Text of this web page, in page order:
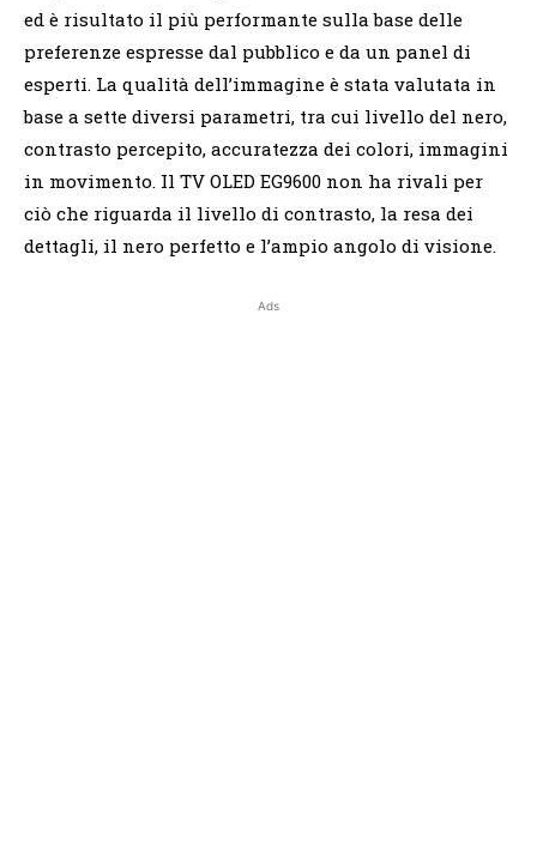
ed è risultato il più performante sulla base delle
preferenze espresse dal pubblico e da un panel di
esperti. La qualità dell’immagine è stata valutata in
base a sette diversi parametri, tra cui livello del nero,
contrasto percepito, accuratezza dei colori, immagini
in movimento. Il TV OLED EG9600 non ha rivali per
ciò che riguarda il livello di contrasto, la resa dei
dettagli, il nero perfetto e l’ampio angolo di visione.
Ads